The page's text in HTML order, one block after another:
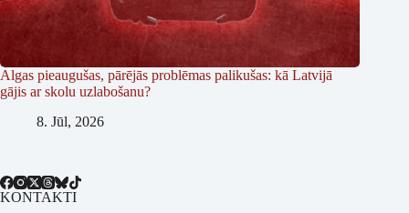
Algas pieaugušas, pārējās problēmas palikušas: kā Latvijā
gājis ar skolu uzlabošanu?
8. Jūl, 2026
KONTAKTI